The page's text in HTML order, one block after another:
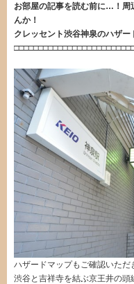
お部屋の記事を読む前に…！周
んか！
クレッセント渋谷神泉のハザー
ハザードマップもご確認いただ
渋谷と吉祥寺を結ぶ京王井の頭